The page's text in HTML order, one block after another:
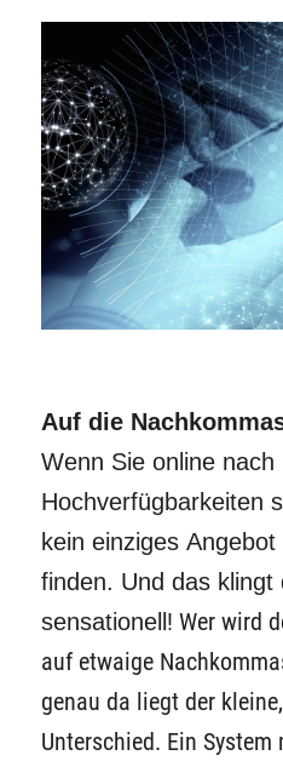
Auf die
Wenn Sie online nach
Hochverfügbarkeiten
kein einziges
finden. Und das klingt
sensationell ! Wer wird
auf etwaige
genau da liegt der
Unterschied. Ein